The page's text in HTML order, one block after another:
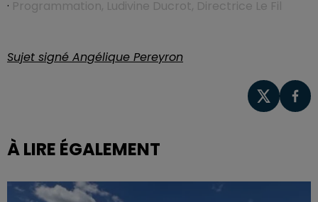
· Programmation, Ludivine Ducrot, Directrice Le Fil
Sujet signé Angélique Pereyron
À LIRE ÉGALEMENT